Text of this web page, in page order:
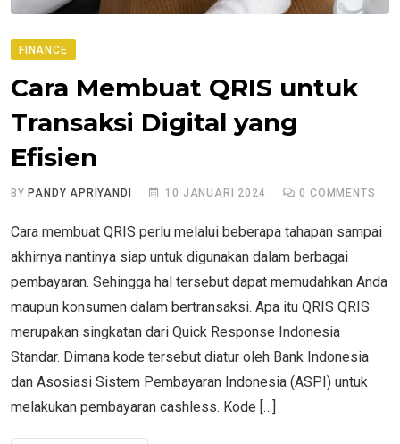
FINANCE
Cara Membuat QRIS untuk
Transaksi Digital yang
Efisien
BYPANDY APRIYANDI 10 JANUARI 2024 0 COMMENTS
Cara membuat QRIS perlu melalui beberapa tahapan sampai
akhirnya nantinya siap untuk digunakan dalam berbagai
pembayaran. Sehingga hal tersebut dapat memudahkan Anda
maupun konsumen dalam bertransaksi. Apa itu QRIS QRIS
merupakan singkatan dari Quick Response Indonesia
Standar. Dimana kode tersebut diatur oleh Bank Indonesia
dan Asosiasi Sistem Pembayaran Indonesia (ASPI) untuk
melakukan pembayaran cashless. Kode […]